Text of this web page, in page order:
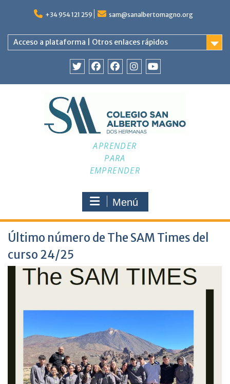
+34 954 121 259 sam@sanalbertomagno.org
Acceso a plataforma | Otros enlaces rápidos
APRENDER
PARA
EMPRENDER
Menú
Último número de The SAM Times del
curso 24/25